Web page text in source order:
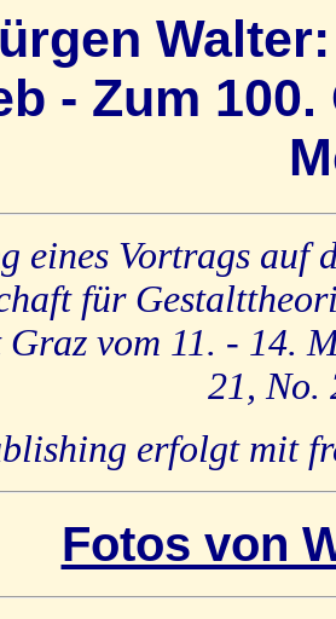
- Zum
eines Vortrags auf
für
vom 11. - 14.
21, No.
erfolgt mit
Fotos von